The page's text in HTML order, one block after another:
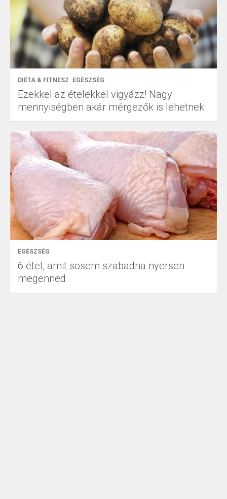
DIÉTA & FITNESZ EGÉSZSÉG
Ezekkel az ételekkel vigyázz! Nagy
mennyiségben akár mérgezők is lehetnek
EGÉSZSÉG
6 étel, amit sosem szabadna nyersen
megenned